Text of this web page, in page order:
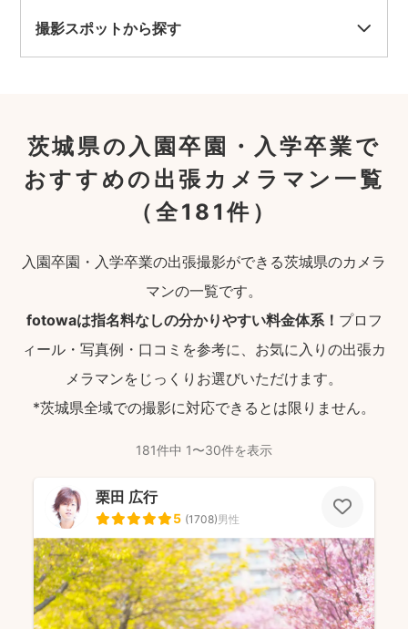
撮影スポットから探す
茨城県の入園卒園・入学卒業で
おすすめの出張カメラマン一覧
（全181件）
入園卒園・入学卒業の出張撮影ができる茨城県のカメラ
マンの一覧です。
fotowaは指名料なしの分かりやすい料金体系！ プロフ
ィール・写真例・口コミを参考に、お気に入りの出張カ
メラマンをじっくりお選びいただけます。
*茨城県全域での撮影に対応できるとは限りません。
181件中 1〜30件を表示
栗田 広行
5 (1708)男性